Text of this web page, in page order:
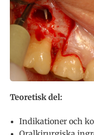
Teoretisk del:
Indikationer och